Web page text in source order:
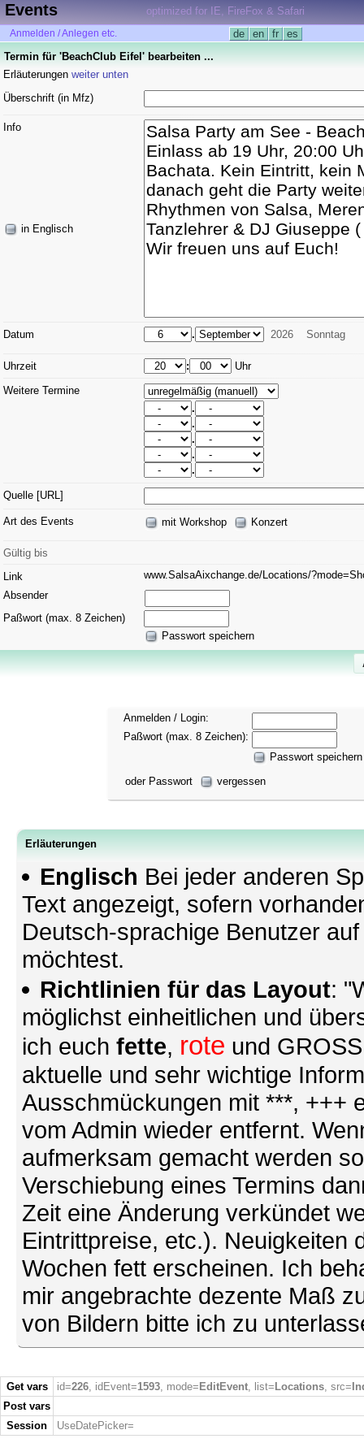
Events optimized for IE, FireFox & Safari
Anmelden / Anlegen etc. de en fr
es
Termin für 'BeachClub Eifel' bearbeiten ...
Erläuterungen weiter unten
Überschrift (in Mfz)
Info
in Englisch
Datum . 2026 Sonntag
Uhrzeit :
Uhr
Weitere Termine
.
.
.
.
.
Quelle [URL]
Art des Events mit Workshop Konzert
Gültig bis
Link
www.SalsaAixchange.de/Locations/
Absender
Paßwort (max. 8 Zeichen)
Passwort speichern
Anmelden / Login:
Paßwort (max. 8 Zeichen):
Passwort speichern
oder Passwort
vergessen
Erläuterungen
Englisch Bei jeder anderen
Text angezeigt, sofern
Deutsch-sprachige Benutzer
möchtest.
Richtlinien für das Layout:
möglichst einheitlichen und
ich euch fette, rote und
aktuelle und sehr wichtige
Ausschmückungen mit ***, +++
vom Admin wieder entfernt.
aufmerksam gemacht werden
Verschiebung eines Termins
Zeit eine Änderung verkündet
Eintrittpreise, etc.). Neuigkeiten
Wochen fett erscheinen. Ich
mir angebrachte dezente Maß
von Bildern bitte ich zu
Get vars id=226, idEvent=1593, mode= EditEvent, list= Locations, src=
Post vars
Session
UseDatePicker=